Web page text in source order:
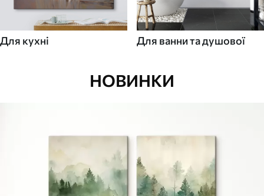
Для кухні Для ванни та душової
НОВИНКИ